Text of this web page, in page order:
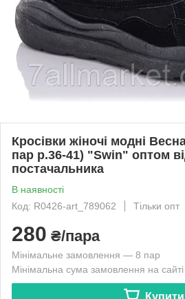
Кросівки жіночі модні
пар р.36-41) "Swin" оптом
постачальника
В наявності
Код: R0426-art_789062
Тільки опт
280 ₴/пара
Мінімальне замовлення — 8 пар
Мінімальна сума замовлення на
Купити